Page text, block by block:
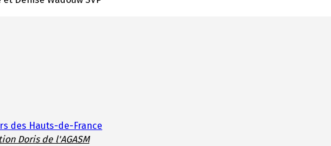
des Hauts-de-France
Doris de l'AGASM